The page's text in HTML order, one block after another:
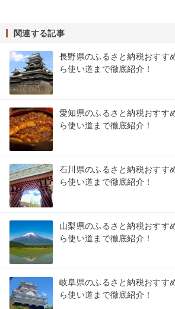
関連する記事
長野県のふるさと納税おすす
ら使い道まで徹底紹介！
愛知県のふるさと納税おすす
ら使い道まで徹底紹介！
石川県のふるさと納税おすす
ら使い道まで徹底紹介！
山梨県のふるさと納税おすす
ら使い道まで徹底紹介！
岐阜県のふるさと納税おすす
ら使い道まで徹底紹介！